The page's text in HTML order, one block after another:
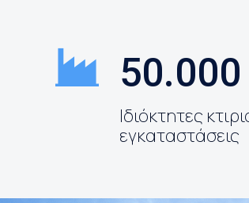
50.000
Ιδιόκτητες
εγκαταστάσεις